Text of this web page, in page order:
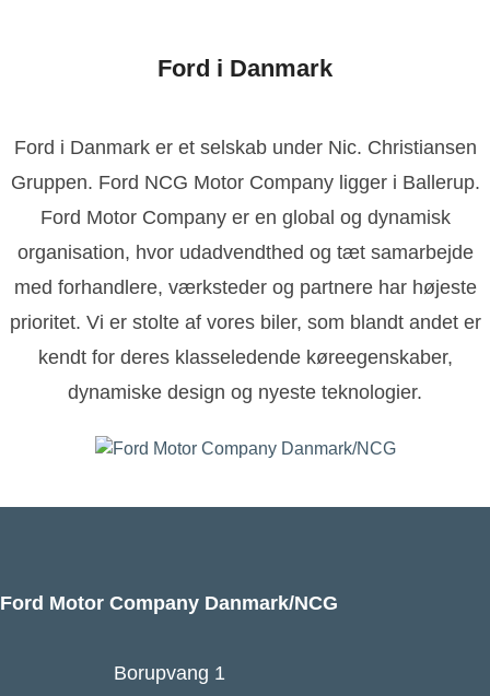
Ford i Danmark
Ford i Danmark er et selskab under Nic. Christiansen
Gruppen. Ford NCG Motor Company ligger i Ballerup.
Ford Motor Company er en global og dynamisk
organisation, hvor udadvendthed og tæt samarbejde
med forhandlere, værksteder og partnere har højeste
prioritet. Vi er stolte af vores biler, som blandt andet er
kendt for deres klasseledende køreegenskaber,
dynamiske design og nyeste teknologier.
Ford Motor Company Danmark/NCG
Borupvang 1